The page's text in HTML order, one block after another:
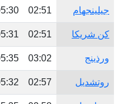
جيلينجهام 02:51
كن شريكا 02:51
ورذينج 03:02
روتشديل 02:57